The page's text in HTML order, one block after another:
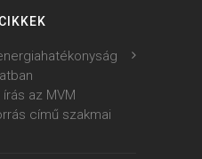
az MVM
című szakmai